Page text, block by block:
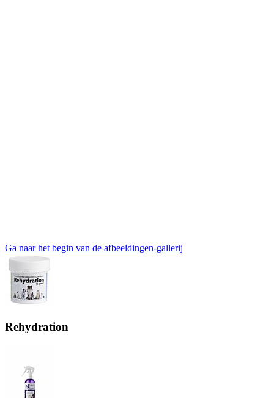
Ga naar het begin van de afbeeldingen-gallerij
Rehydration